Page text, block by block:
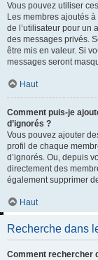
Vous pouvez utiliser
Les membres ajoutés
de l’utilisateur pour un
des messages privés.
être mis en valeur. Si
messages seront
Haut
Comment puis-je
d’ignorés ?
Vous pouvez ajouter
profil de chaque
d’ignorés. Ou, depuis
directement des
également supprimer
Haut
Recherche dans
Comment rechercher